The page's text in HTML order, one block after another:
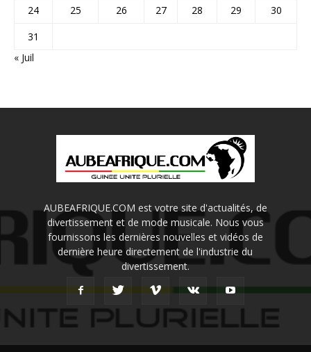
24
25 26 27 28 29
30
31
« Juil
AUBEAFRIQUE.COM est votre site d'actualités, de
divertissement et de mode musicale. Nous vous
fournissons les dernières nouvelles et vidéos de
dernière heure directement de l'industrie du
divertissement.